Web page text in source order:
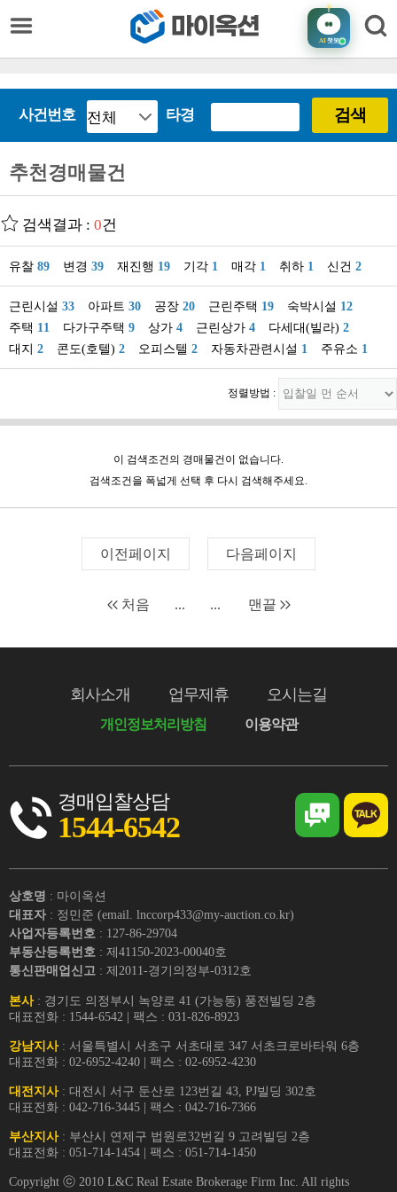
AI챗봇
사건번호 타경 검색
추천경매물건
검색결과 : 0건
유찰 89 변경 39 재진행 19 기각 1 매각 1 취하 1 신건 2
근린시설 33 아파트 30 공장 20 근린주택 19 숙박시설 12
주택 11 다가구주택 9 상가 4 근린상가 4 다세대(빌라) 2
대지 2 콘도(호텔) 2 오피스텔 2 자동차관련시설 1 주유소 1
정렬방법 :
이 검색조건의 경매물건이 없습니다.
검색조건을 폭넓게 선택 후 다시 검색해주세요.
이전페이지 다음페이지
처음 ... ... 맨끝
회사소개 업무제휴 오시는길
개인정보처리방침 이용약관
경매입찰상담
1544-6542
상호명 : 마이옥션
대표자 : 정민준 (email. lnccorp433@my-auction.co.kr)
사업자등록번호 : 127-86-29704
부동산등록번호 : 제41150-2023-00040호
통신판매업신고 : 제2011-경기의정부-0312호
본사: 경기도 의정부시 녹양로 41 (가능동) 풍전빌딩 2층
대표전화 : 1544-6542 | 팩스 : 031-826-8923
강남지사: 서울특별시 서초구 서초대로 347 서초크로바타워 6층
대표전화 : 02-6952-4240 | 팩스 : 02-6952-4230
대전지사: 대전시 서구 둔산로 123번길 43, PJ빌딩 302호
대표전화 : 042-716-3445 | 팩스 : 042-716-7366
부산지사: 부산시 연제구 법원로32번길 9 고려빌딩 2층
대표전화 : 051-714-1454 | 팩스 : 051-714-1450
Copyright ⓒ 2010 L&C Real Estate Brokerage Firm Inc. All rights